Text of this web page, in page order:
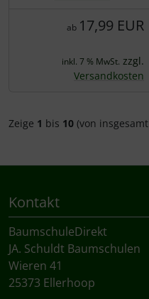
ab 17,99 EUR
inkl. 7 % MwSt. zzgl.
Versandkosten
Zeige 1 bis 10 (von insgesamt
Kontakt
BaumschuleDirekt
JA. Schuldt Baumschulen
Wieren 41
25373 Ellerhoop